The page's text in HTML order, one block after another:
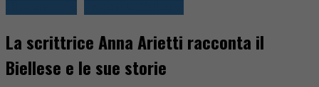
La scrittrice Anna Arietti racconta il
Biellese e le sue storie